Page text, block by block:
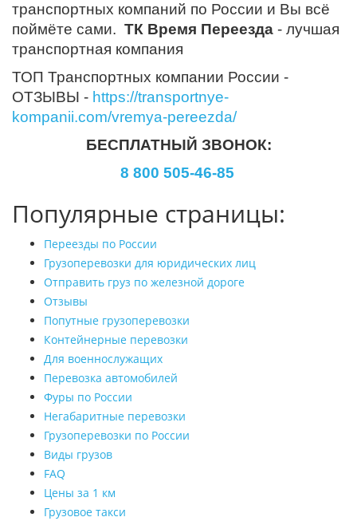
транспортных компаний по России и Вы всё
поймёте сами. ТК Время Переезда - лучшая
транспортная компания
ТОП Транспортных компании России -
ОТЗЫВЫ - https://transportnye-
kompanii.com/vremya-pereezda/
БЕСПЛАТНЫЙ ЗВОНОК:
8 800 505-46-85
Популярные страницы:
Переезды по России
Грузоперевозки для юридических лиц
Отправить груз по железной дороге
Отзывы
Попутные грузоперевозки
Контейнерные перевозки
Для военнослужащих
Перевозка автомобилей
Фуры по России
Негабаритные перевозки
Грузоперевозки по России
Виды грузов
FAQ
Цены за 1 км
Грузовое такси